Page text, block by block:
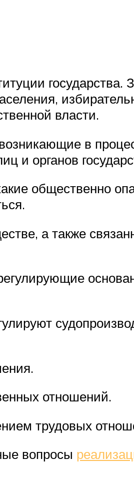
власти.
в
и органов
общественно
а также
отношений.
трудовых
вопросы